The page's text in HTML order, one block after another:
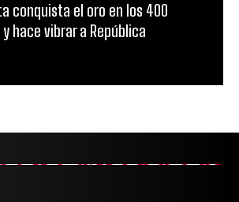
conquista el oro en los 400
hace vibrar a República